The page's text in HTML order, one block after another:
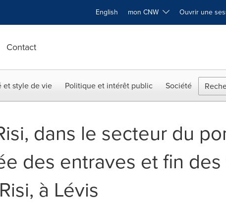
English mon CNW Ouvrir une
Contact
et style de vie Politique et intérêt public Société
dans le secteur du
des entraves et fin
à Lévis